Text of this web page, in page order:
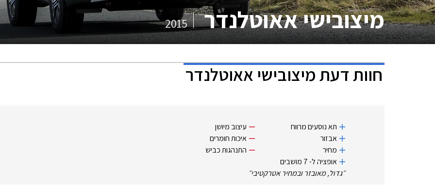
מיצובישי אאוטלנדר 2015
חוות דעתמיצובישי אאוטלנדר
תא נוסעים מרווח
אבזור
מחיר
אופציה ל- 7 מושבים
עיצוב מיושן
איכות חומרים
התנהגות כביש
״גדול, מאובזר ובמחיר אטרקטיבי״